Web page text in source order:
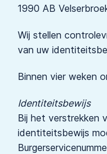
1990 AB
Wij stellen
van uw
Binnen vier weken
Identiteitsbewijs
Bij het verstrekken
identiteitsbewijs